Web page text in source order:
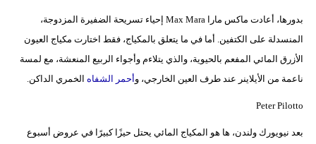
بدورها، أعادت ماكس مارا Max Mara إحياء تسريحة الضفيرة المزدوجة،
المنسدلة على الكتفين. أما في ما يتعلق بالمكياج، فقط اختارت مكياج العيون
الأزرق المائي المفعم بالحيوية، والذي يتلاءم وأجواء الربيع المنعشة، مع لمسة
ناعمة من الأيلاينر عند طرف العين الخارجي، وأحمر الشفاه الخمري الداكن.
Peter Pilotto
بعد نيويورك ولندن، ها هو المكياج المائي يحتل حيزًا كبيرًا في عروض أسبوع